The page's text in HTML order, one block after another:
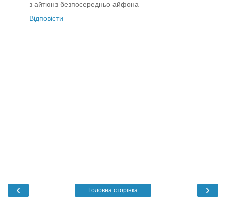
з айтюнз безпосередньо айфона
Відповісти
‹ ›
Головна сторінка